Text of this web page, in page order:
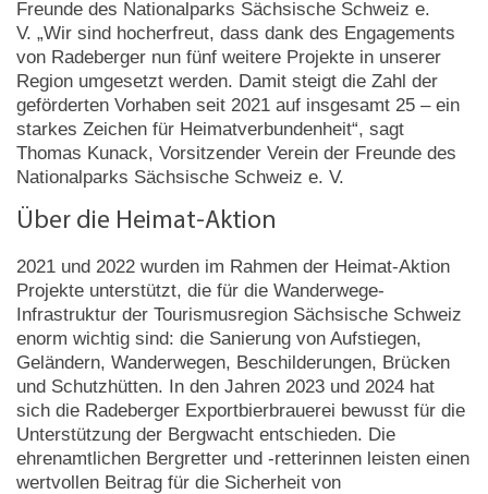
Freunde des Nationalparks Sächsische Schweiz e.
V. „Wir sind hocherfreut, dass dank des Engagements
von Radeberger nun fünf weitere Projekte in unserer
Region umgesetzt werden. Damit steigt die Zahl der
geförderten Vorhaben seit 2021 auf insgesamt 25 – ein
starkes Zeichen für Heimatverbundenheit“, sagt
Thomas Kunack, Vorsitzender Verein der Freunde des
Nationalparks Sächsische Schweiz e. V.
Über die Heimat-Aktion
2021 und 2022 wurden im Rahmen der Heimat-Aktion
Projekte unterstützt, die für die Wanderwege-
Infrastruktur der Tourismusregion Sächsische Schweiz
enorm wichtig sind: die Sanierung von Aufstiegen,
Geländern, Wanderwegen, Beschilderungen, Brücken
und Schutzhütten. In den Jahren 2023 und 2024 hat
sich die Radeberger Exportbierbrauerei bewusst für die
Unterstützung der Bergwacht entschieden. Die
ehrenamtlichen Bergretter und -retterinnen leisten einen
wertvollen Beitrag für die Sicherheit von